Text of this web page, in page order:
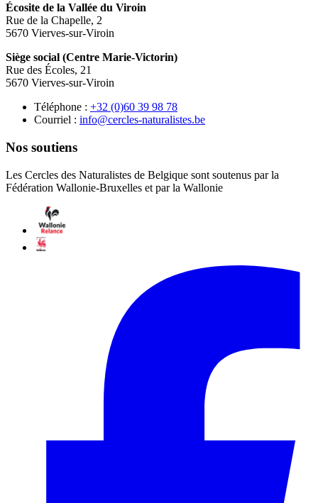
Écosite de la Vallée du Viroin
Rue de la Chapelle, 2
5670 Vierves-sur-Viroin
Siège social (Centre Marie-Victorin)
Rue des Écoles, 21
5670 Vierves-sur-Viroin
Téléphone : 87 89 93 06(0) 23+
Courriel : eb.setsilarutan-selcrec@ofni
Nos soutiens
Les Cercles des Naturalistes de Belgique sont soutenus par la
Fédération Wallonie-Bruxelles et par la Wallonie